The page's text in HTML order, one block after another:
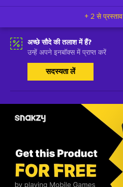
+ 2 से प्रस्ताव
अच्छे सौदे की तलाश में हैं?
उन्हें अपने इनबॉक्स में प्राप्त करें
सदस्यता लें